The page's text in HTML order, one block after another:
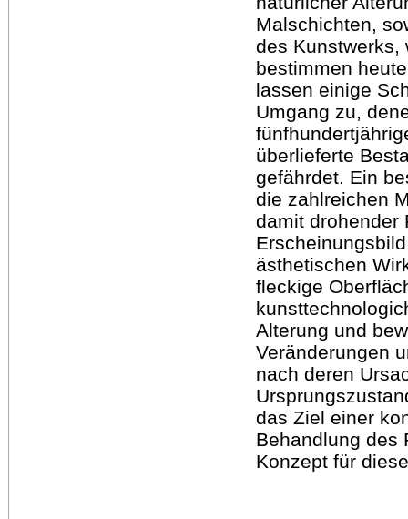
Malschichten,
des Kunstwerks,
bestimmen
lassen einige
Umgang zu,
überlieferte
gefährdet. Ein
die zahlreichen
damit drohender
ästhetischen
fleckige
Alterung und
Veränderungen
nach deren
das Ziel einer
Behandlung des
Konzept für